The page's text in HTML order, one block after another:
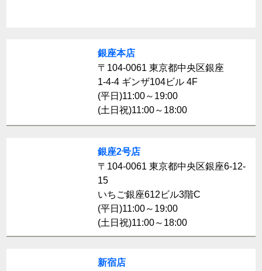
銀座本店
〒104-0061 東京都中央区銀座
1-4-4 ギンザ104ビル 4F
(平日)11:00～19:00
(土日祝)11:00～18:00
銀座2号店
〒104-0061 東京都中央区銀座6-12-
15
いちご銀座612ビル3階C
(平日)11:00～19:00
(土日祝)11:00～18:00
新宿店